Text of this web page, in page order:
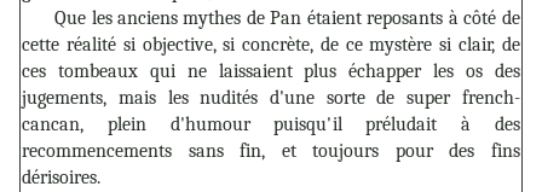
Que les anciens mythes de Pan étaient reposants à côté de
cette réalité si objective, si concrète, de ce mystère si clair, de
ces tombeaux qui ne laissaient plus échapper les os des
jugements, mais les nudités d'une sorte de super french-
cancan, plein d'humour puisqu'il préludait à des
recommencements sans fin, et toujours pour des fins
dérisoires.